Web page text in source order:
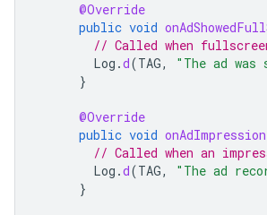
@Override
public void
// Called when
Log .d(TAG, "The ad was
}
@Override
public void onAdImpression
// Called when an
Log .d(TAG,
"The ad
}